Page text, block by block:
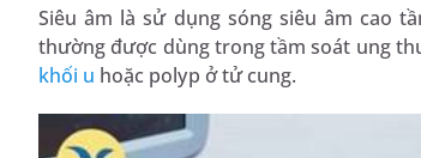
Siêu âm là sử dụng sóng siêu âm cao
thường được dùng trong tầm soát ung
khối u hoặc polyp ở tử cung.